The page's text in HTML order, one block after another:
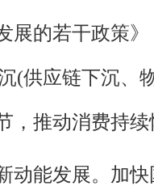
展的若干政策
(供应链下沉、
，推动消费持续
动能发展。加